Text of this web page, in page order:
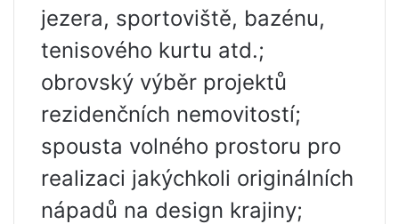
jezera, sportoviště, bazénu,
tenisového kurtu atd.;
obrovský výběr projektů
rezidenčních nemovitostí;
spousta volného prostoru pro
realizaci jakýchkoli originálních
nápadů na design krajiny;